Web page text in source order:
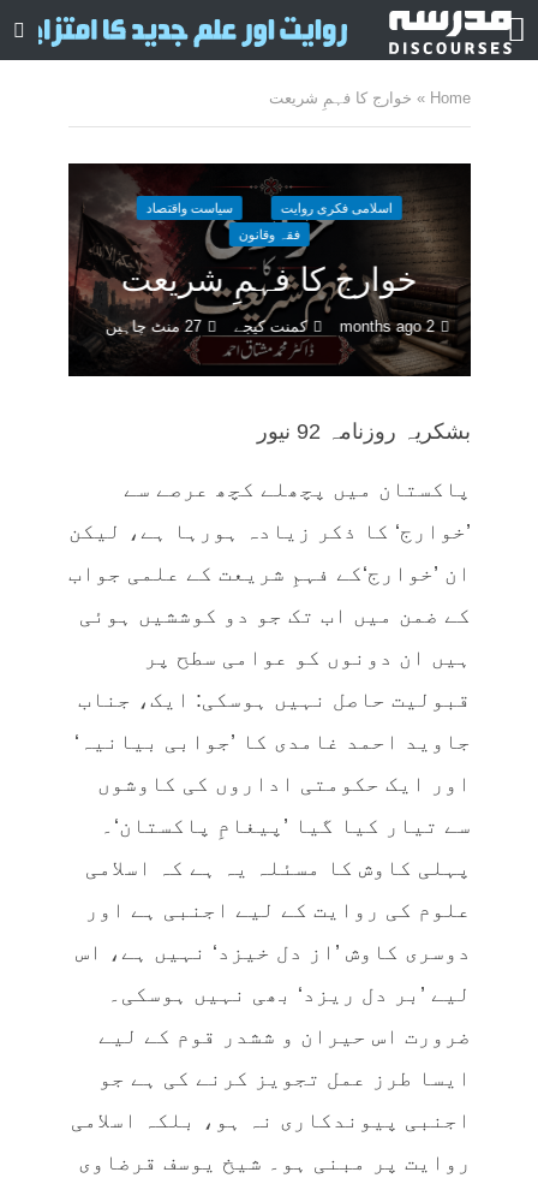
Home
» خوارج کا فہمِ شریعت
اسلامی فکری روایت
سیاست واقتصاد
فقہ وقانون
خوارج کا فہمِ شریعت
2 months ago کمنت کیجے 27 منٹ چاہیں
بشکریہ روزنامہ 92 نیور
پاکستان میں پچھلے کچھ عرصے سے
’خوارج‘ کا ذکر زیادہ ہورہا ہے، لیکن
ان ’خوارج‘کے فہمِ شریعت کے علمی جواب
کے ضمن میں اب تک جو دو کوششیں ہوئی
ہیں ان دونوں کو عوامی سطح پر
قبولیت حاصل نہیں ہوسکی: ایک، جناب
جاوید احمد غامدی کا ’جوابی بیانیہ‘
اور ایک حکومتی اداروں کی کاوشوں
سے تیار کیا گیا ’پیغامِ پاکستان‘۔
پہلی کاوش کا مسئلہ یہ ہے کہ اسلامی
علوم کی روایت کے لیے اجنبی ہے اور
دوسری کاوش ’از دل خیزد‘ نہیں ہے، اس
لیے ’بر دل ریزد‘ بھی نہیں ہوسکی۔
ضرورت اس حیران و ششدر قوم کے لیے
ایسا طرز عمل تجویز کرنے کی ہے جو
اجنبی پیوندکاری نہ ہو، بلکہ اسلامی
روایت پر مبنی ہو۔ شیخ یوسف قرضاوی